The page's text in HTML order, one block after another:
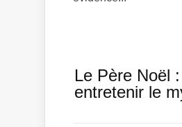
Le Père Noël
entretenir le